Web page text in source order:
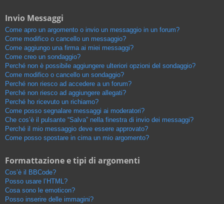
Invio Messaggi
Come apro un argomento o invio un messaggio in un forum?
Come modifico o cancello un messaggio?
Come aggiungo una firma ai miei messaggi?
Come creo un sondaggio?
Perché non è possibile aggiungere ulteriori opzioni del sondaggio?
Come modifico o cancello un sondaggio?
Perché non riesco ad accedere a un forum?
Perché non riesco ad aggiungere allegati?
Perché ho ricevuto un richiamo?
Come posso segnalare messaggi ai moderatori?
Che cos’è il pulsante “Salva” nella finestra di invio dei messaggi?
Perché il mio messaggio deve essere approvato?
Come posso spostare in cima un mio argomento?
Formattazione e tipi di argomenti
Cos’è il BBCode?
Posso usare l’HTML?
Cosa sono le emoticon?
Posso inserire delle immagini?